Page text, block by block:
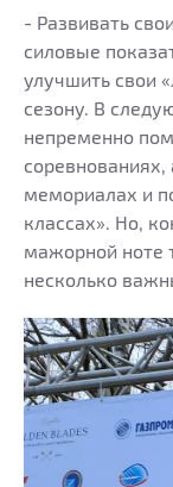
- Развивать
силовые
улучшить свои
сезону. В
непременно
соревнованиях,
мемориалах и
классах». Но,
мажорной ноте
несколько